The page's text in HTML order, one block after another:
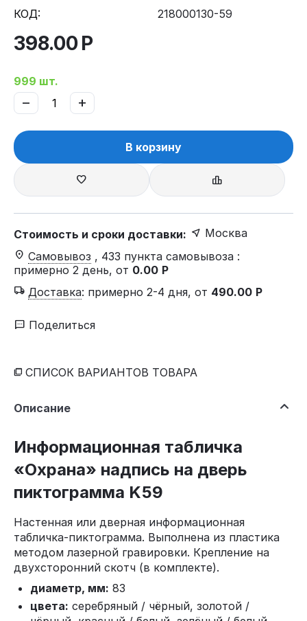
КОД: 218000130-59
398.00Р
999 шт.
+
−
В корзину
Стоимость и сроки доставки:
Москва
Самовывоз , 433 пункта самовывоза :
примерно 2 день, от 0.00 Р
Доставка: примерно 2-4 дня, от 490.00 Р
Поделиться
СПИСОК ВАРИАНТОВ ТОВАРА
Описание
Информационная табличка
«Охрана» надпись на дверь
пиктограмма K59
Настенная или дверная информационная
табличка-пиктограмма. Выполнена из пластика
методом лазерной гравировки. Крепление на
двухсторонний скотч (в комплекте).
диаметр, мм: 83
цвета: серебряный / чёрный, золотой /